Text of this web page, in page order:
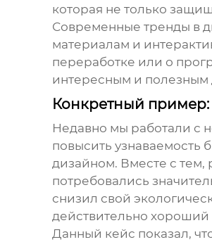
которая не только
Современные тренды в
материалам и
переработке или о
интересным и полезным
Конкретный пример:
Недавно мы работали с
повысить узнаваемость
дизайном. Вместе с тем,
потребовались
снизил свой
действительно хороший
Данный кейс показал,